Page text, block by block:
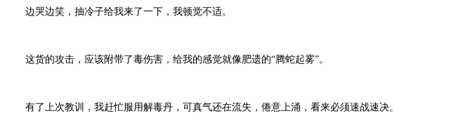
边哭边笑，抽冷子给我来了一下，我顿觉不适。
这货的攻击，应该附带了毒伤害，给我的感觉就像肥遗的“腾蛇起雾”。
有了上次教训，我赶忙服用解毒丹，可真气还在流失，倦意上涌，看来必须速战速决。